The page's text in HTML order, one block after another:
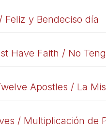
y Bendeciso día
Have Faith / No
Apostles / La
/ Multiplicación de